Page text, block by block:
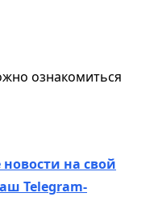
ознакомиться
на свой
Telegram-